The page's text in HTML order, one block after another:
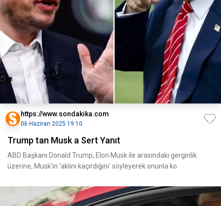
https://www.sondakika.com
06 Haziran 2025 19:10
Trump tan Musk a Sert Yanıt
ABD Başkanı Donald Trump, Elon Musk ile arasındaki gerginlik
üzerine, Musk'ın 'aklını kaçırdığını' söyleyerek onunla ko